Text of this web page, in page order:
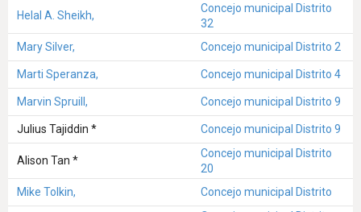
Helal A. Sheikh,
Concejo municipal Distrito
32
Mary Silver,
Concejo municipal Distrito 2
Marti Speranza, Concejo municipal Distrito 4
Marvin Spruill, Concejo municipal Distrito 9
Julius Tajiddin * Concejo municipal Distrito 9
Alison Tan *
Concejo municipal Distrito
20
Mike Tolkin,
Concejo municipal Distrito